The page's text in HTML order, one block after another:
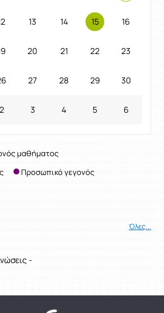
13 14 15 16
20 21 22 23
27 28 29 30
2 3 4 5 6
μαθήματος
Προσωπικό γεγονός
Όλες...
-